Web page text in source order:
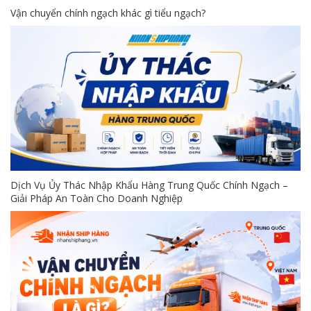
Vận chuyển chính ngạch khác gì tiểu ngạch?
Dịch Vụ Ủy Thác Nhập Khẩu Hàng Trung Quốc Chính Ngạch –
Giải Pháp An Toàn Cho Doanh Nghiệp